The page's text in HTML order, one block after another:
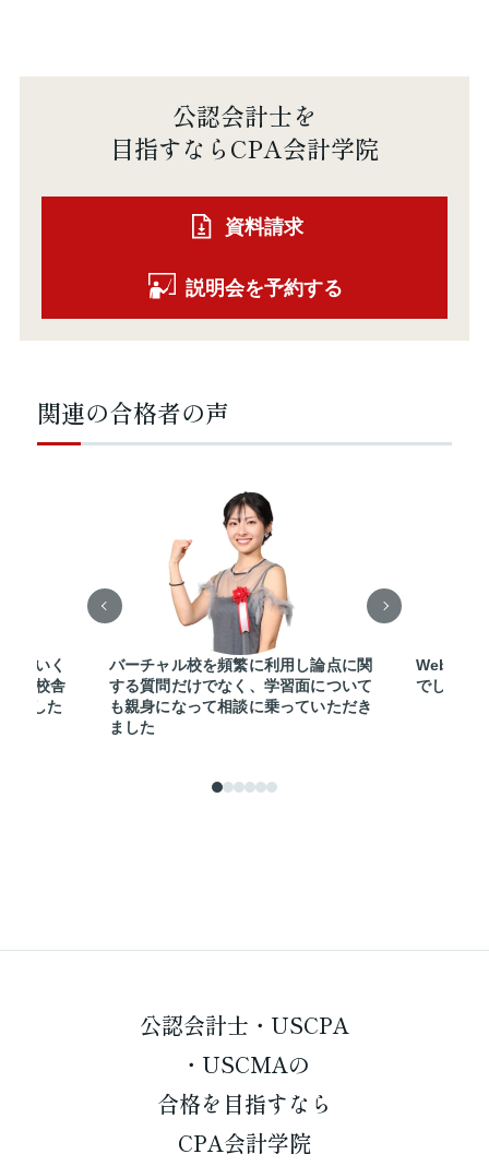
公認会計士を
目指すならCPA会計学院
資料請求
説明会を予約する
関連の合格者の声
ないく
な校舎
ました
バーチャル校を頻繁に利用し論点に関
する質問だけでなく、学習面について
も親身になって相談に乗っていただき
ました
Web問題
でした
公認会計士・USCPA
・USCMAの
合格を 目指すなら
CPA会計学院